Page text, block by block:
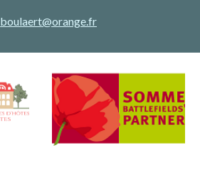
boulaert@orange.fr